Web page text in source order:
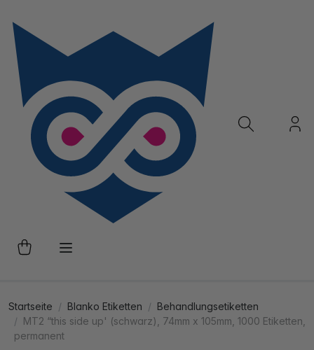
Startseite Blanko Etiketten
Behandlungsetiketten
MT2 “this side up' (schwarz), 74mm x 105mm, 1000 Etiketten,
permanent